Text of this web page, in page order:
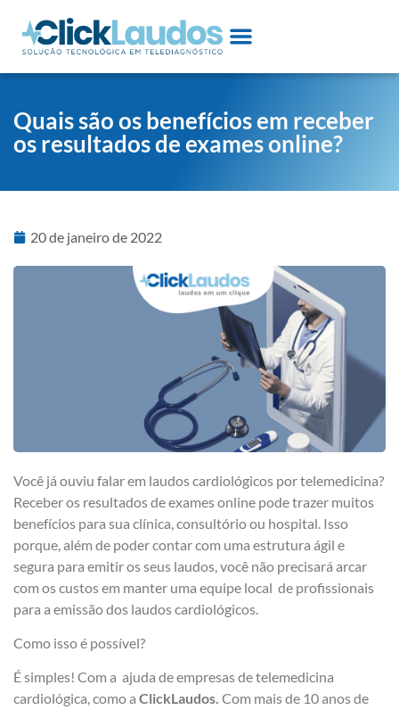
Quais são os benefícios em receber
os resultados de exames online?
20 de janeiro de 2022
Você já ouviu falar em laudos cardiológicos por telemedicina?
Receber os resultados de exames online pode trazer muitos
benefícios para sua clínica, consultório ou hospital. Isso
porque, além de poder contar com uma estrutura ágil e
segura para emitir os seus laudos, você não precisará arcar
com os custos em manter uma equipe local de profissionais
para a emissão dos laudos cardiológicos.
Como isso é possível?
É simples! Com a ajuda de empresas de telemedicina
cardiológica, como a ClickLaudos. Com mais de 10 anos de